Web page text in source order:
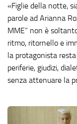
«Figlie della notte,
parole ad Arianna
MME” non è
ritmo, ritornello e
la protagonista
periferie, giudizi,
senza attenuare la